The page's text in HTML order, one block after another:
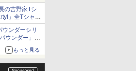
の吉野家Tシ
」全Tシャツ
売開始
ンダーシリ
ウンダー」を
使用した超大
もっと見る